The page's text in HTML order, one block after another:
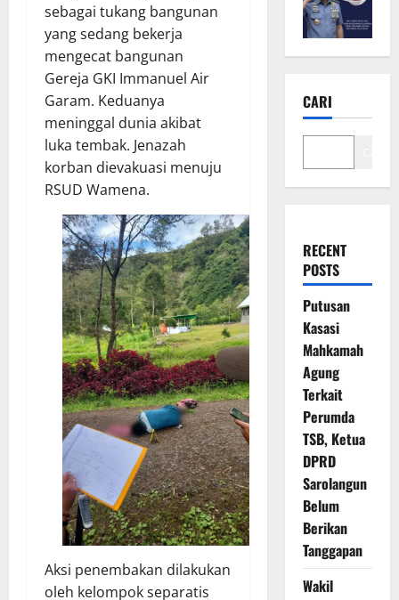
sebagai tukang bangunan
yang sedang bekerja
mengecat bangunan
Gereja GKI Immanuel Air
Garam. Keduanya
meninggal dunia akibat
luka tembak. Jenazah
korban dievakuasi menuju
RSUD Wamena.
Aksi penembakan dilakukan
oleh kelompok separatis
CARI
RECENT
POSTS
Putusan
Kasasi
Mahkamah
Agung
Terkait
Perumda
TSB, Ketua
DPRD
Sarolangun
Belum
Berikan
Tanggapan
Wakil